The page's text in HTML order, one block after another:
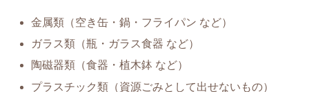
金属類（空き缶・鍋・フライパン など）
ガラス類（瓶・ガラス食器 など）
陶磁器類（食器・植木鉢 など）
プラスチック類（資源ごみとして出せないもの）